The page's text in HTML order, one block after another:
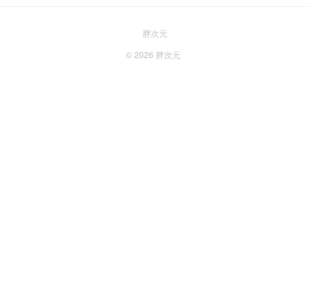
胖次元
© 2026 胖次元